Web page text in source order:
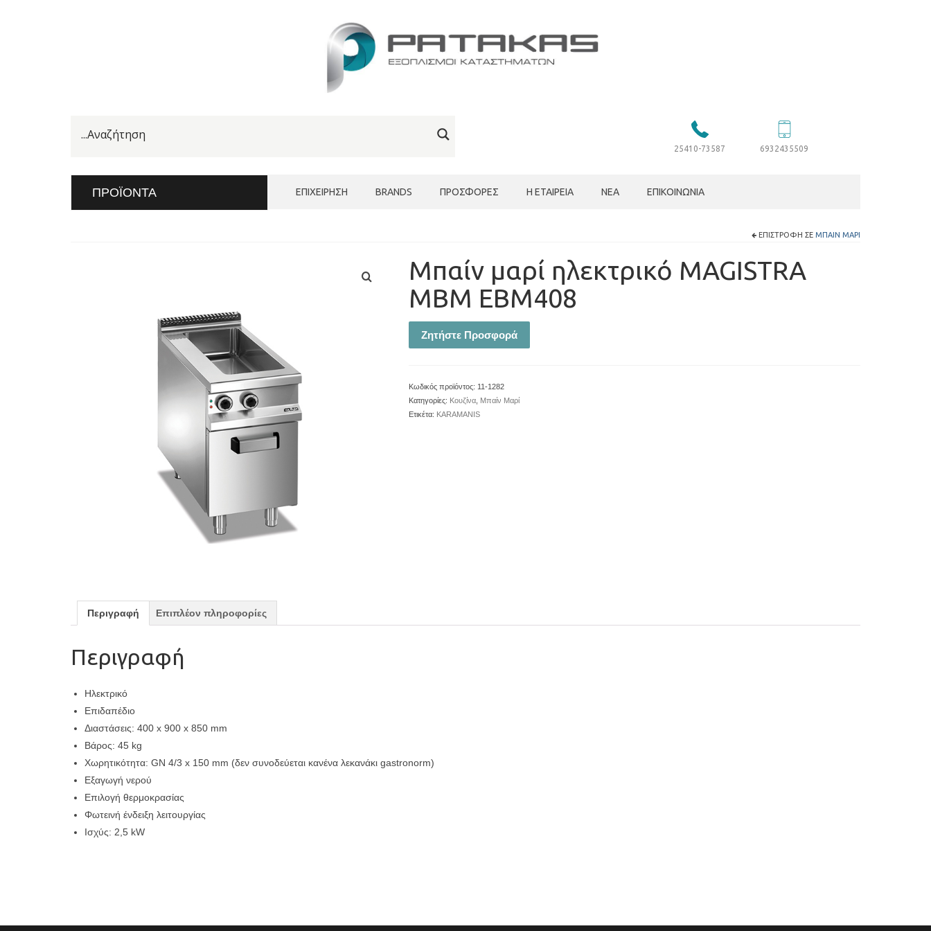
25410-73587 6932435509
ΠΡΟΪΌΝΤΑ ΕΠΙΧΕΊΡΗΣΗ BRANDS ΠΡΟΣΦΟΡΈΣ Η ΕΤΑΙΡΕΊΑ ΝΈΑ ΕΠΙΚΟΙΝΩΝΊΑ
ΕΠΙΣΤΡΟΦΉ ΣΕ ΜΠΑΊΝ ΜΑΡΊ
Μπαίν μαρί ηλεκτρικό MAGISTRA
MBM EBM408
Ζητήστε Προσφορά
Κωδικός προϊόντος: 11-1282
Κατηγορίες: Κουζίνα, Μπαίν Μαρί
Ετικέτα: KARAMANIS
Περιγραφή Επιπλέον πληροφορίες
Περιγραφή
Ηλεκτρικό
Επιδαπέδιο
Διαστάσεις: 400 x 900 x 850 mm
Βάρος: 45 kg
Χωρητικότητα: GN 4/3 x 150 mm (δεν συνοδεύεται κανένα λεκανάκι gastronorm)
Εξαγωγή νερού
Επιλογή θερμοκρασίας
Φωτεινή ένδειξη λειτουργίας
Ισχύς: 2,5 kW